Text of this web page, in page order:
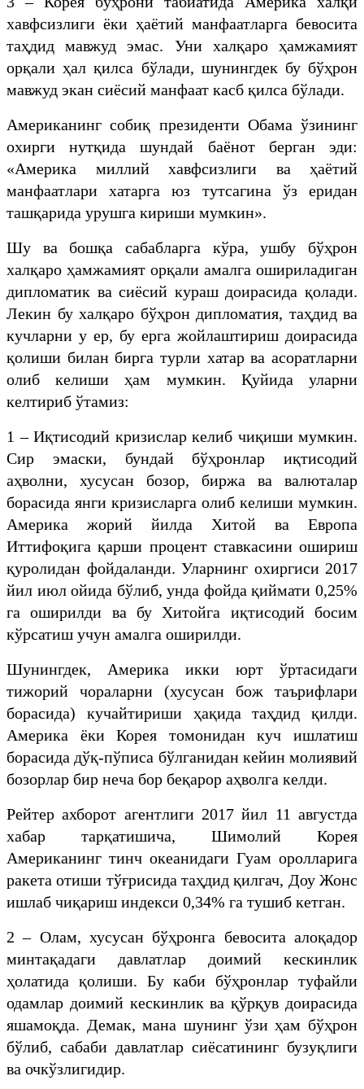
хавфсизлиги ёки ҳаётий манфаатларга бевосита
таҳдид мавжуд эмас. Уни халқаро ҳамжамият
орқали ҳал қилса бўлади, шунингдек бу бўҳрон
мавжуд экан сиёсий манфаат касб қилса бўлади.
Американинг собиқ президенти Обама ўзининг
охирги нутқида шундай баёнот берган эди:
«Америка миллий хавфсизлиги ва ҳаётий
манфаатлари хатарга юз тутсагина ўз еридан
ташқарида урушга кириши мумкин».
Шу ва бошқа сабабларга кўра, ушбу бўҳрон
халқаро ҳамжамият орқали амалга ошириладиган
дипломатик ва сиёсий кураш доирасида қолади.
Лекин бу халқаро бўҳрон дипломатия, таҳдид ва
кучларни у ер, бу ерга жойлаштириш доирасида
қолиши билан бирга турли хатар ва асоратларни
олиб келиши ҳам мумкин. Қуйида уларни
келтириб ўтамиз:
1 – Иқтисодий кризислар келиб чиқиши мумкин.
Сир эмаски, бундай бўҳронлар иқтисодий
аҳволни, хусусан бозор, биржа ва валюталар
борасида янги кризисларга олиб келиши мумкин.
Америка жорий йилда Хитой ва Европа
Иттифоқига қарши процент ставкасини ошириш
қуролидан фойдаланди. Уларнинг охиргиси 2017
йил июл ойида бўлиб, унда фойда қиймати 0,25%
га оширилди ва бу Хитойга иқтисодий босим
кўрсатиш учун амалга оширилди.
Шунингдек, Америка икки юрт ўртасидаги
тижорий чораларни (хусусан бож таърифлари
борасида) кучайтириши ҳақида таҳдид қилди.
Америка ёки Корея томонидан куч ишлатиш
борасида дўқ-пўписа бўлганидан кейин молиявий
бозорлар бир неча бор беқарор аҳволга келди.
Рейтер ахборот агентлиги 2017 йил 11 августда
хабар тарқатишича, Шимолий Корея
Американинг тинч океанидаги Гуам оролларига
ракета отиши тўғрисида таҳдид қилгач, Доу Жонс
ишлаб чиқариш индекси 0,34% га тушиб кетган.
2 – Олам, хусусан бўҳронга бевосита алоқадор
минтақадаги давлатлар доимий кескинлик
ҳолатида қолиши. Бу каби бўҳронлар туфайли
одамлар доимий кескинлик ва қўрқув доирасида
яшамоқда. Демак, мана шунинг ўзи ҳам бўҳрон
бўлиб, сабаби давлатлар сиёсатининг бузуқлиги
ва очкўзлигидир.